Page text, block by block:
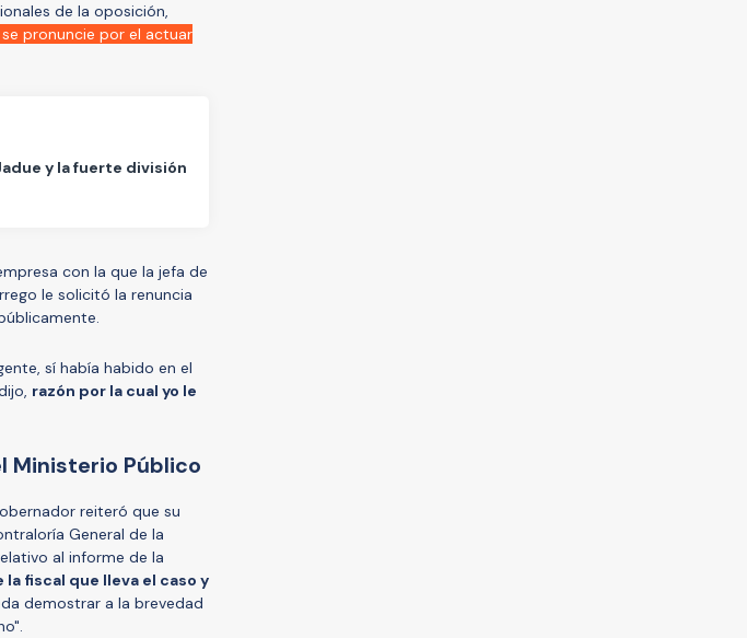
de la oposición,
pronuncie por el actuar
y la fuerte división
con la que la jefa de
le solicitó la renuncia
sí había habido en el
razón por la cual yo le
Ministerio Público
reiteró que su
General de la
al informe de la
fiscal que lleva el caso y
demostrar a la brevedad